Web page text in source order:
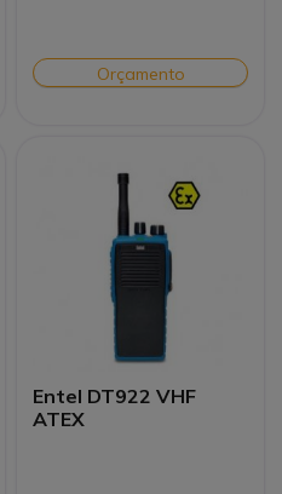
Orçamento
Entel DT922 VHF
ATEX